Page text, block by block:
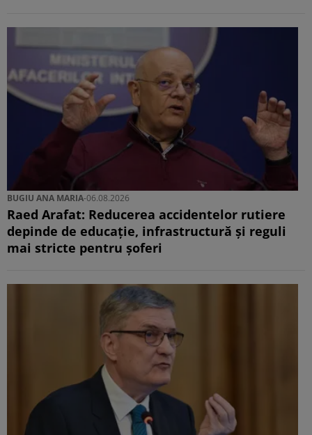
BUGIU ⁠ANA MARIA-06.08.2026
Raed Arafat: Reducerea accidentelor rutiere
depinde de educație, infrastructură și reguli
mai stricte pentru șoferi